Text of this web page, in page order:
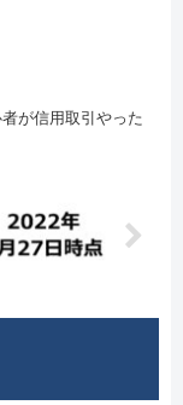
者が信用取引やった